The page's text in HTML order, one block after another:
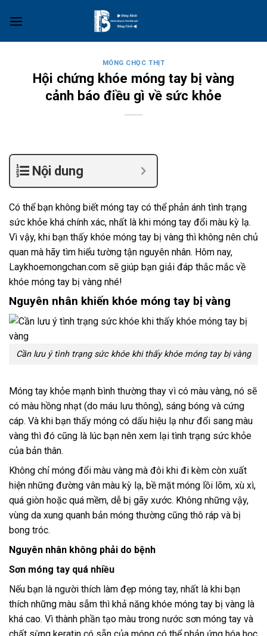
MÓNG CHỌC THỊT
Hội chứng khóe móng tay bị vàng
cảnh báo điều gì về sức khỏe
Nội dung
Có thể bạn không biết móng tay có thể phản ánh tình trạng
sức khỏe khá chính xác, nhất là khi móng tay đổi màu kỳ lạ.
Vì vậy, khi bạn thấy khóe móng tay bị vàng thì không nên chủ
quan mà hãy tìm hiểu tường tận nguyên nhân. Hôm nay,
Laykhoemongchan.com sẽ giúp bạn giải đáp thắc mắc về
khóe móng tay bị vàng nhé!
Nguyên nhân khiến khóe móng tay bị vàng
Cần lưu ý tình trạng sức khóe khi thấy khóe móng tay bị vàng
Móng tay khỏe mạnh bình thường thay vì có màu vàng, nó sẽ
có màu hồng nhạt (do máu lưu thông), sáng bóng và cứng
cáp. Và khi bạn thấy móng có dấu hiệu lạ như đổi sang màu
vàng thì đó cũng là lúc bạn nên xem lại tình trạng sức khỏe
của bản thân.
Không chỉ móng đổi màu vàng mà đôi khi đi kèm còn xuất
hiện những đường vân màu kỳ lạ, bề mặt móng lồi lõm, xù xì,
quá giòn hoặc quá mềm, dễ bị gãy xước. Không những vậy,
vùng da xung quanh bản móng thường cũng thô ráp và bị
bong tróc.
Nguyên nhân không phải do bệnh
Sơn móng tay quá nhiều
Nếu bạn là người thích làm đẹp móng tay, nhất là khi bạn
thích những màu sẫm thì khả năng khóe móng tay bị vàng là
khá cao. Vì thành phần tạo màu trong nước sơn móng tay và
chất sừng keratin có sẵn của móng có thể phản ứng hóa học